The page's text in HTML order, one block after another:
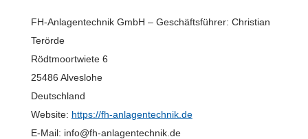
FH-Anlagentechnik GmbH – Geschäftsführer: Christian
Terörde
Rödtmoortwiete 6
25486 Alveslohe
Deutschland
Website: https://fh-anlagentechnik.de
E-Mail: info@fh-anlagentechnik.de